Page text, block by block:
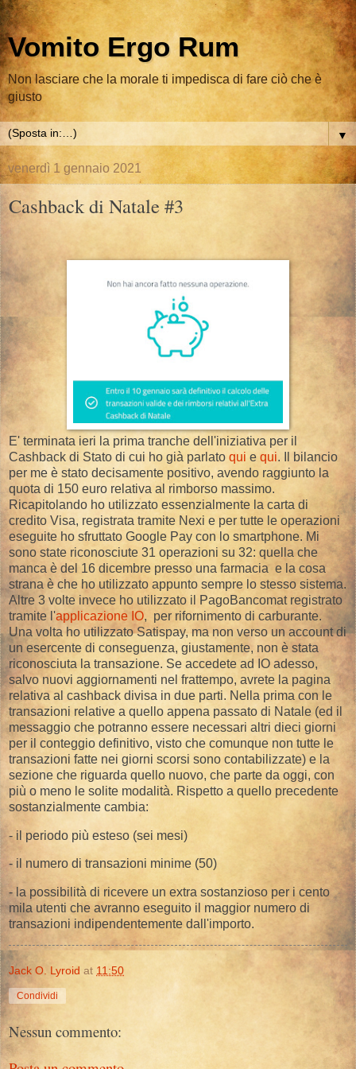
Vomito Ergo Rum
Non lasciare che la morale ti impedisca di fare ciò che è
giusto
▼
venerdì 1 gennaio 2021
Cashback di Natale #3
E' terminata ieri la prima tranche dell'iniziativa per il
Cashback di Stato di cui ho già parlato qui e qui. Il bilancio
per me è stato decisamente positivo, avendo raggiunto la
quota di 150 euro relativa al rimborso massimo.
Ricapitolando ho utilizzato essenzialmente la carta di
credito Visa, registrata tramite Nexi e per tutte le operazioni
eseguite ho sfruttato Google Pay con lo smartphone. Mi
sono state riconosciute 31 operazioni su 32: quella che
manca è del 16 dicembre presso una farmacia e la cosa
strana è che ho utilizzato appunto sempre lo stesso sistema.
Altre 3 volte invece ho utilizzato il PagoBancomat registrato
tramite l'applicazione IO, per rifornimento di carburante.
Una volta ho utilizzato Satispay, ma non verso un account di
un esercente di conseguenza, giustamente, non è stata
riconosciuta la transazione. Se accedete ad IO adesso,
salvo nuovi aggiornamenti nel frattempo, avrete la pagina
relativa al cashback divisa in due parti. Nella prima con le
transazioni relative a quello appena passato di Natale (ed il
messaggio che potranno essere necessari altri dieci giorni
per il conteggio definitivo, visto che comunque non tutte le
transazioni fatte nei giorni scorsi sono contabilizzate) e la
sezione che riguarda quello nuovo, che parte da oggi, con
più o meno le solite modalità. Rispetto a quello precedente
sostanzialmente cambia:
- il periodo più esteso (sei mesi)
- il numero di transazioni minime (50)
- la possibilità di ricevere un extra sostanzioso per i cento
mila utenti che avranno eseguito il maggior numero di
transazioni indipendentemente dall'importo.
Jack O. Lyroid at 11:50
Condividi
Nessun commento: